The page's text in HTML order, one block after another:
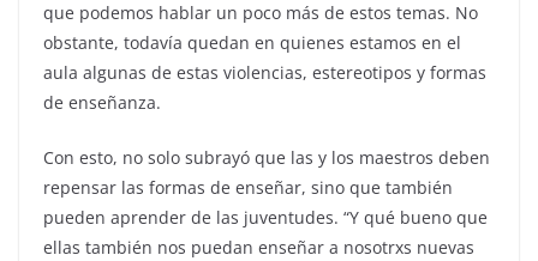
que podemos hablar un poco más de estos temas. No
obstante, todavía quedan en quienes estamos en el
aula algunas de estas violencias, estereotipos y formas
de enseñanza.
Con esto, no solo subrayó que las y los maestros deben
repensar las formas de enseñar, sino que también
pueden aprender de las juventudes. “Y qué bueno que
ellas también nos puedan enseñar a nosotrxs nuevas